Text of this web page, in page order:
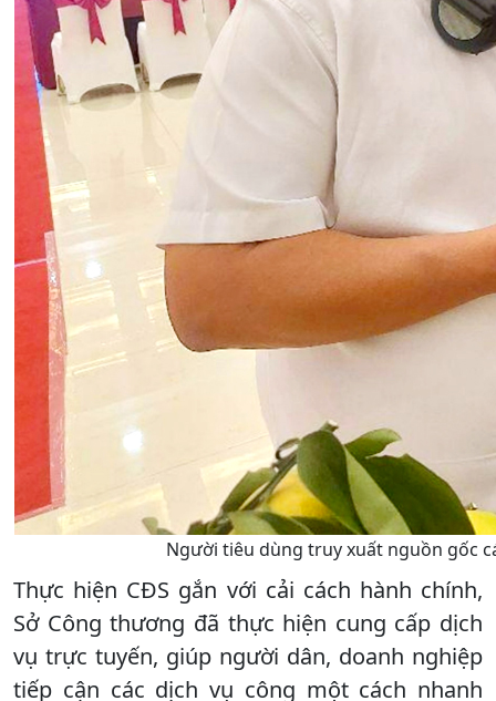
Người tiêu dùng truy xuất nguồn gốc
Thực hiện CĐS gắn với cải cách hành chính,
Sở Công thương đã thực hiện cung cấp dịch
vụ trực tuyến, giúp người dân, doanh nghiệp
tiếp cận các dịch vụ công một cách nhanh